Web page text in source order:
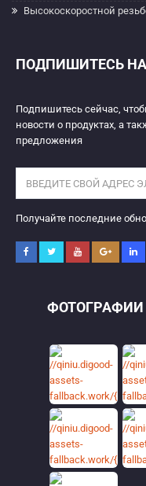
Высокоскоростной
ПОДПИШИТЕСЬ
Подпишитесь сейчас,
новости о продуктах, а
предложения
Получайте последние
ФОТОГРАФИИ